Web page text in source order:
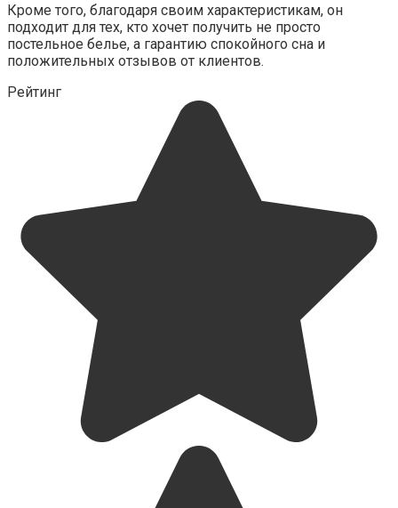
Кроме того, благодаря своим характеристикам, он
подходит для тех, кто хочет получить не просто
постельное белье, а гарантию спокойного сна и
положительных отзывов от клиентов.
Рейтинг